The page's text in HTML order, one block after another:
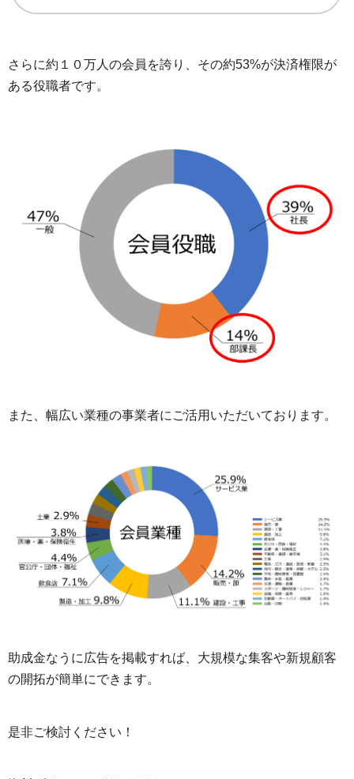
さらに約１０万人の会員を誇り、その約53%が決済権限が
ある役職者です。
また、幅広い業種の事業者にご活用いただいております。
助成金なうに広告を掲載すれば、大規模な集客や新規顧客
の開拓が簡単にできます。
是非ご検討ください！